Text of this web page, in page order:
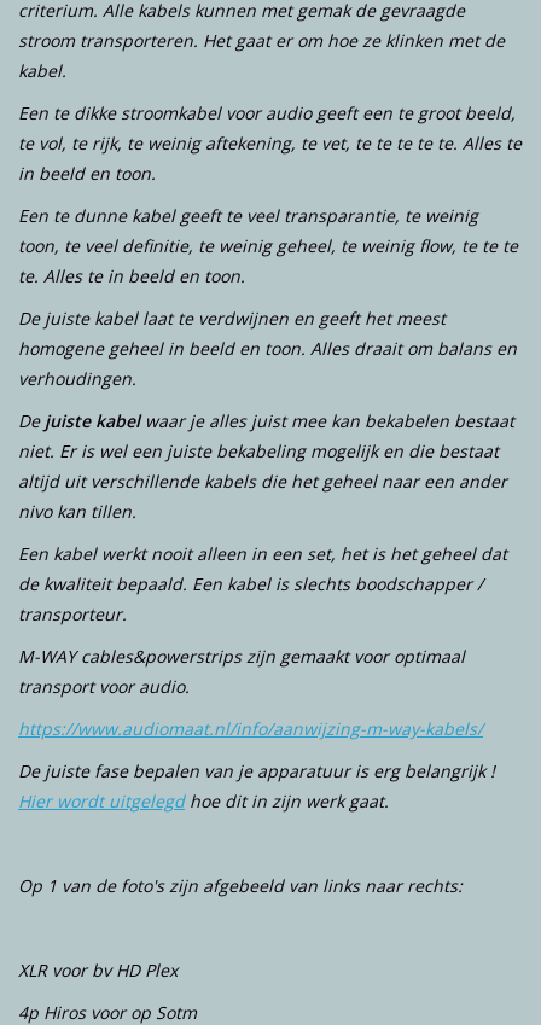
criterium. Alle kabels kunnen met gemak de gevraagde
stroom transporteren. Het gaat er om hoe ze klinken met de
kabel.
Een te dikke stroomkabel voor audio geeft een te groot beeld,
te vol, te rijk, te weinig aftekening, te vet, te te te te te. Alles te
in beeld en toon.
Een te dunne kabel geeft te veel transparantie, te weinig
toon, te veel definitie, te weinig geheel, te weinig flow, te te te
te. Alles te in beeld en toon.
De juiste kabel laat te verdwijnen en geeft het meest
homogene geheel in beeld en toon. Alles draait om balans en
verhoudingen.
De juiste kabelwaar je alles juist mee kan bekabelen bestaat
niet. Er is wel een juiste bekabeling mogelijk en die bestaat
altijd uit verschillende kabels die het geheel naar een ander
nivo kan tillen.
Een kabel werkt nooit alleen in een set, het is het geheel dat
de kwaliteit bepaald. Een kabel is slechts boodschapper /
transporteur.
M-WAY cables&powerstrips zijn gemaakt voor optimaal
transport voor audio.
https://www.audiomaat.nl/info/aanwijzing-m-way-kabels/
De juiste fase bepalen van je apparatuur is erg belangrijk !
Hier wordt uitgelegdhoe dit in zijn werk gaat.
Op 1 van de foto's zijn afgebeeld van links naar rechts:
XLR voor bv HD Plex
4p Hiros voor op Sotm